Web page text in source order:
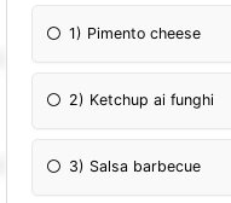
1) Pimento cheese
2) Ketchup ai funghi
3) Salsa barbecue